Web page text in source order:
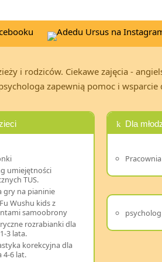
i rodziców. Ciekawe zajęcia -
zapewnią pomoc i wsparcie
umiejętności
TUS.
gry na pianinie
Wushu kids z
samoobrony
rozrabianki dla
3 lata.
korekcyjna dla
4-6 lat.
Dla